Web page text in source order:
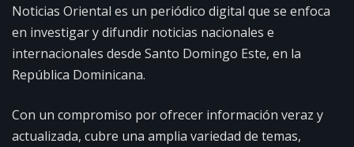
Noticias Oriental es un periódico digital que se enfoca
en investigar y difundir noticias nacionales e
internacionales desde Santo Domingo Este, en la
República Dominicana.
Con un compromiso por ofrecer información veraz y
actualizada, cubre una amplia variedad de temas,